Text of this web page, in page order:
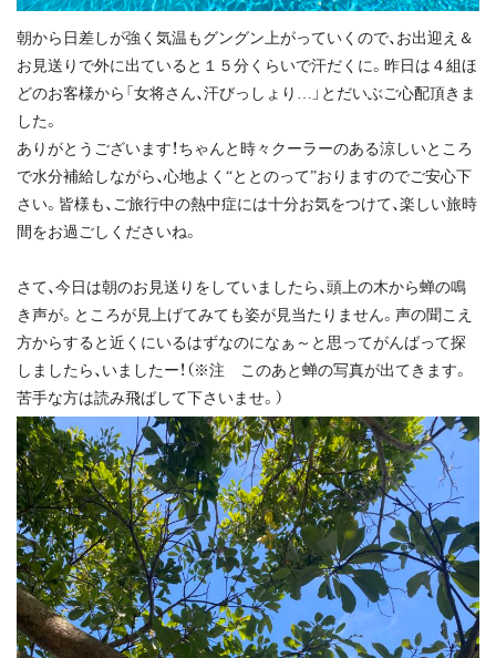
朝から日差しが強く気温もグングン上がっていくので、お出迎え＆
お見送りで外に出ていると１５分くらいで汗だくに。昨日は４組ほ
どのお客様から「女将さん、汗びっしょり…」とだいぶご心配頂きま
した。
ありがとうございます！ちゃんと時々クーラーのある涼しいところ
で水分補給しながら、心地よく“ととのって”おりますのでご安心下
さい。皆様も、ご旅行中の熱中症には十分お気をつけて、楽しい旅時
間をお過ごしくださいね。
さて、今日は朝のお見送りをしていましたら、頭上の木から蝉の鳴
き声が。ところが見上げてみても姿が見当たりません。声の聞こえ
方からすると近くにいるはずなのになぁ～と思ってがんばって探
しましたら、いましたー！（※注 このあと蝉の写真が出てきます。
苦手な方は読み飛ばして下さいませ。）